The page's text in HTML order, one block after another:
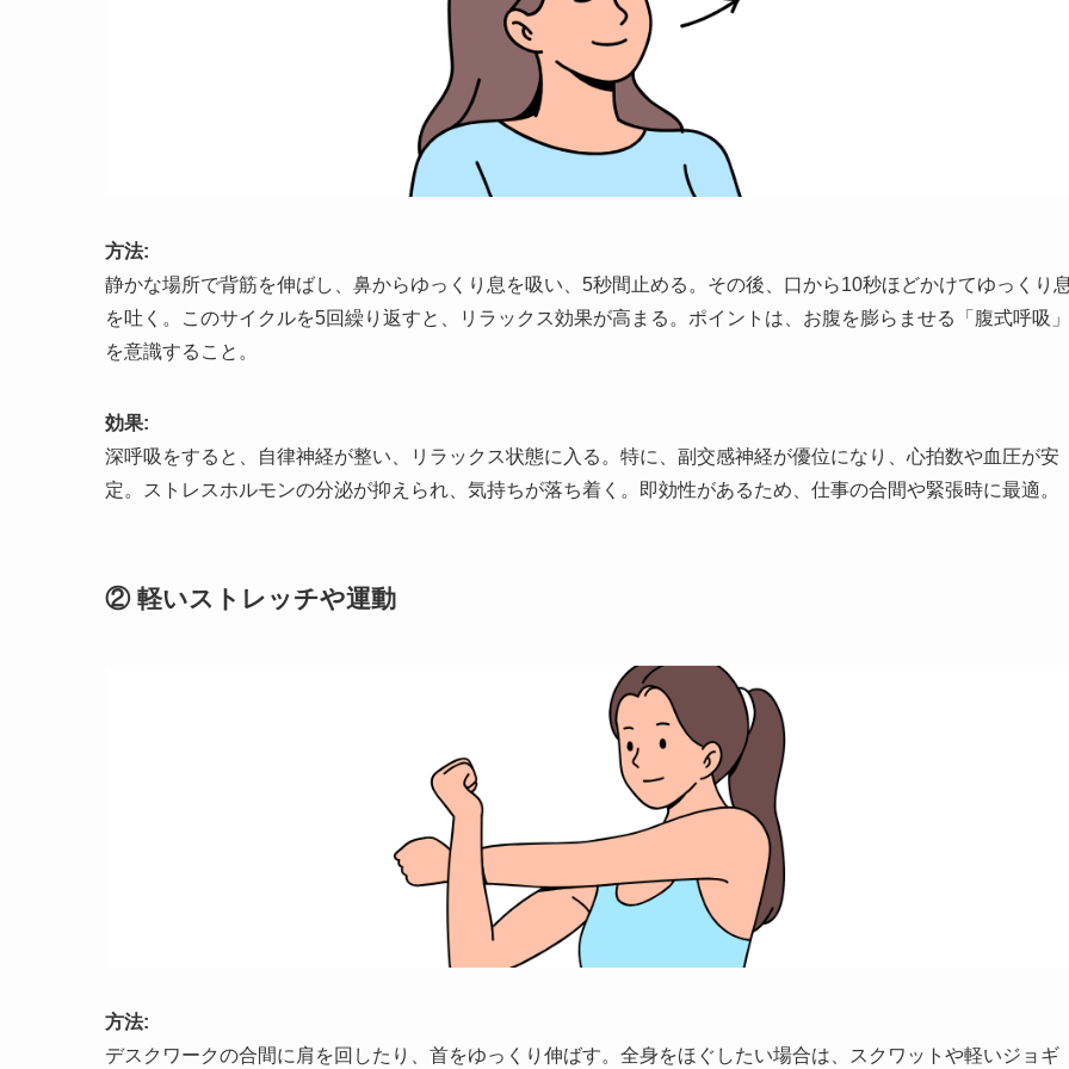
方法:
静かな場所で背筋を伸ばし、鼻からゆっくり息を吸い、5秒間止める。その後、口から10秒ほどかけてゆっくり
を吐く。このサイクルを5回繰り返すと、リラックス効果が高まる。ポイントは、お腹を膨らませる「腹式呼吸」
を意識すること。
効果:
深呼吸をすると、自律神経が整い、リラックス状態に入る。特に、副交感神経が優位になり、心拍数や血圧が安
定。ストレスホルモンの分泌が抑えられ、気持ちが落ち着く。即効性があるため、仕事の合間や緊張時に最適。
② 軽いストレッチや運動
方法:
デスクワークの合間に肩を回したり、首をゆっくり伸ばす。全身をほぐしたい場合は、スクワットや軽いジョギ